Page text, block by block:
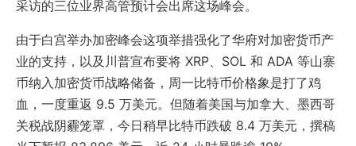
采访的三位业界高管预计会出席这场峰会。
由于白宫举办加密峰会这项举措强化了华府对加密货币产
业的支持，以及川普宣布要将 XRP、SOL 和 ADA 等山寨
币纳入加密货币战略储备，周一比特币价格象是打了鸡
血，一度重返 9.5 万美元。但随着美国与加拿大、墨西哥
关税战阴霾笼罩，今日稍早比特币跌破 8.4 万美元，撰稿